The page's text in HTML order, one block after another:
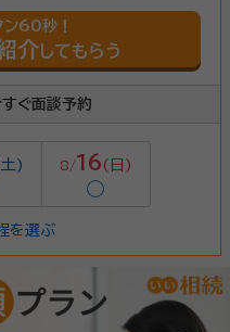
ン60秒！
介 してもらう
ぐ面談予約
) 8/16 (日)
◯
を選ぶ